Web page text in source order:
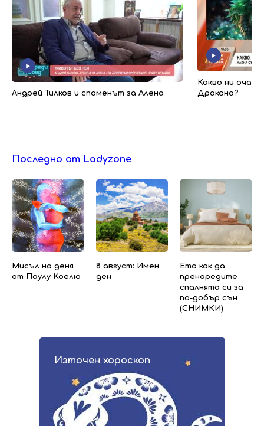
Андрей Тилков и споменът за Алена
Какво ни
Дракона?
Последно от Ladyzone
Мисъл на деня
от Паулу Коелю
8 август: Имен
ден
Ето как да
пренаредите
спалнята си за
по-добър сън
(СНИМКИ)
Източен хороскоп